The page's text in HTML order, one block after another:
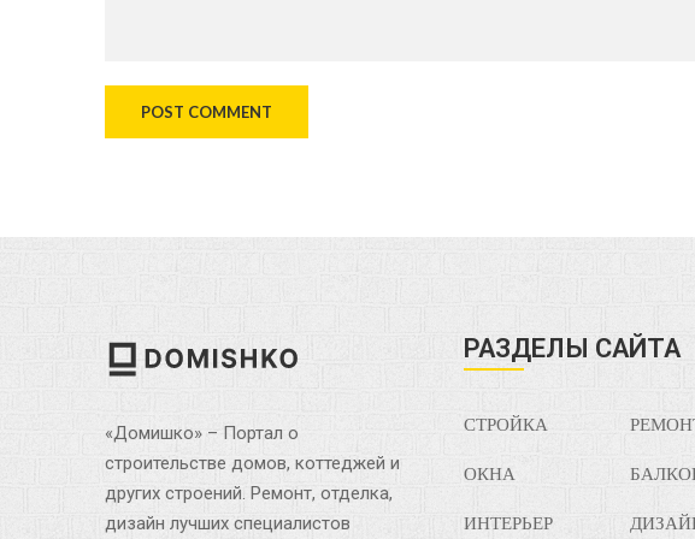
«Домишко» – Портал о
строительстве домов, коттеджей и
других строений. Ремонт, отделка,
дизайн лучших специалистов
РАЗДЕЛЫ САЙТА
СТРОЙКА
ОКНА
ИНТЕРЬЕР